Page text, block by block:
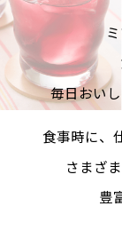
みりん風
つゆ
スープ
クイッ
商品ブランドサイ
Fibee（ファイ
くらしプラ酢
カンタン酢
お酢ドリンク
味ぽん
企業情報
国内事業概要
ミツカングルー
企
ミツカンを知る
環
毎日おい
食事時に、
さまざ
豊